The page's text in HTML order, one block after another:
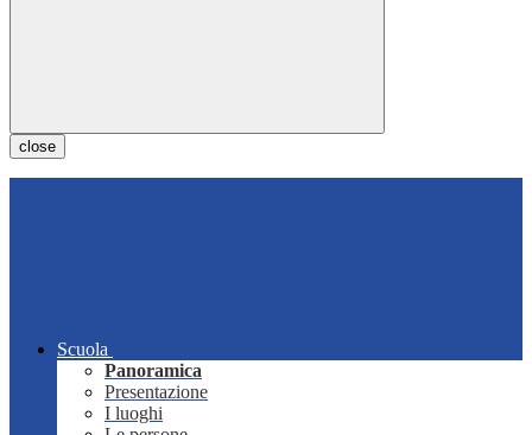
close
Scuola
Panoramica
Presentazione
I luoghi